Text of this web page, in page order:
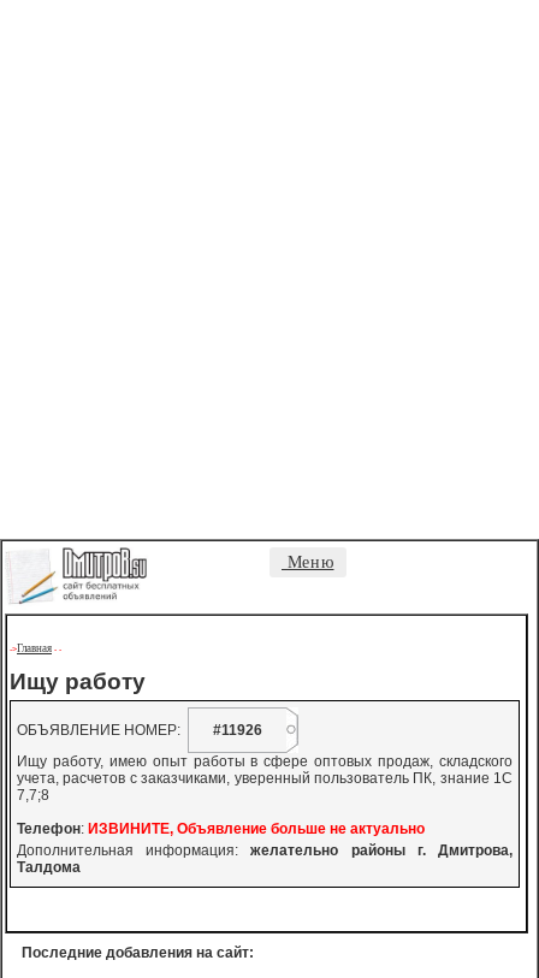
Меню
->Главная - -
Ищу работу
ОБЪЯВЛЕНИЕ НОМЕР:
#11926
Ищу работу, имею опыт работы в сфере оптовых продаж, складского
учета, расчетов с заказчиками, уверенный пользователь ПК, знание 1С
7,7;8
Телефон: ИЗВИНИТЕ, Объявление больше не актуально
Дополнительная информация:желательно районы г. Дмитрова,
Талдома
Последние добавления на сайт: